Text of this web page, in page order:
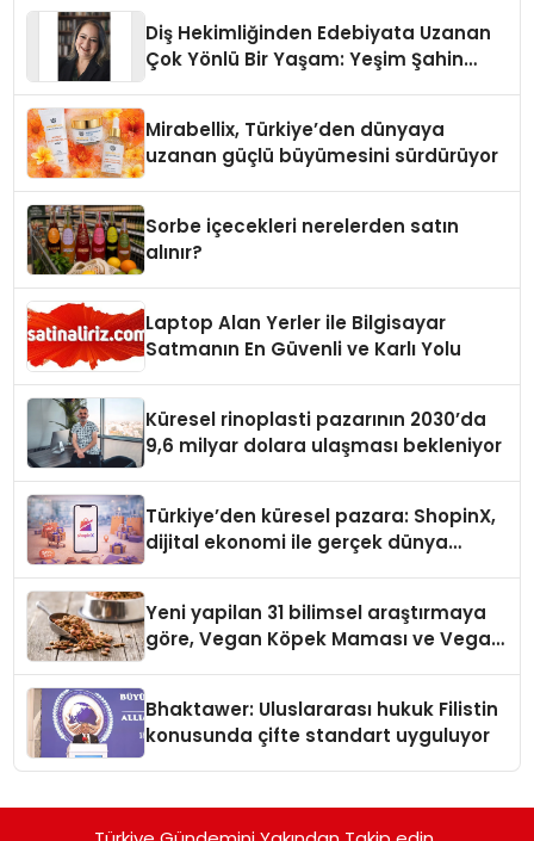
Diş Hekimliğinden Edebiyata Uzanan
Çok Yönlü Bir Yaşam: Yeşim Şahin
Mirabellix, Türkiye’den dünyaya
uzanan güçlü büyümesini sürdürüyor
Sorbe içecekleri nerelerden satın
alınır?
Laptop Alan Yerler ile Bilgisayar
Satmanın En Güvenli ve Karlı Yolu
Küresel rinoplasti pazarının 2030’da
9,6 milyar dolara ulaşması bekleniyor
Türkiye’den küresel pazara: ShopinX,
dijital ekonomi ile gerçek dünya
Yeni yapilan 31 bilimsel araştırmaya
göre, Vegan Köpek Maması ve Vegan
Bhaktawer: Uluslararası hukuk Filistin
konusunda çifte standart uyguluyor